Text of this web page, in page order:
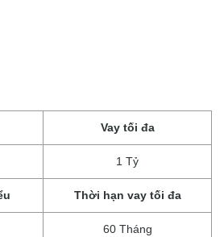
Vay tối đa
1 Tỷ
Thời hạn vay tối đa
60 Tháng